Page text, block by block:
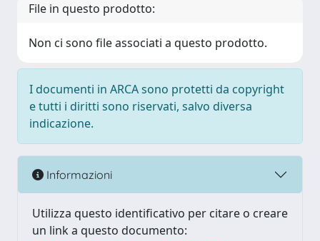
File in questo prodotto:
Non ci sono file associati a questo prodotto.
I documenti in ARCA sono protetti da copyright
e tutti i diritti sono riservati, salvo diversa
indicazione.
Informazioni
Utilizza questo identificativo per citare o creare
un link a questo documento: